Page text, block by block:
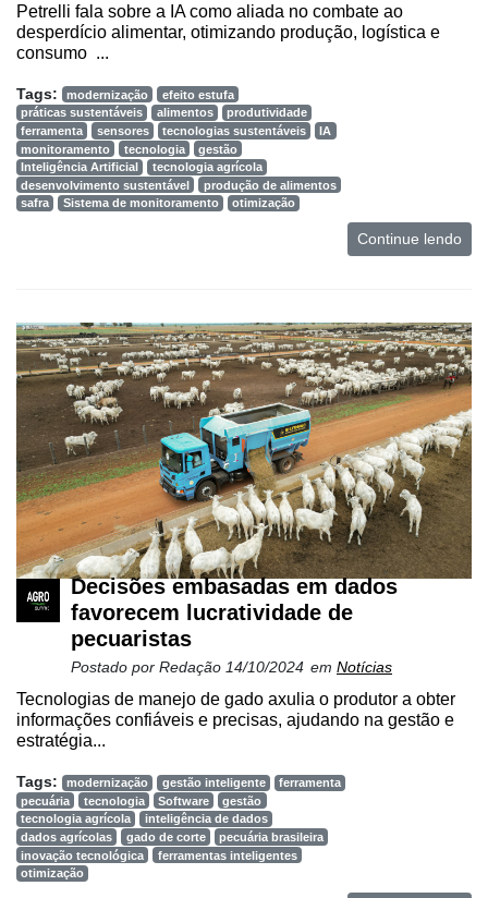
Petrelli fala sobre a IA como aliada no combate ao
desperdício alimentar, otimizando produção, logística e
consumo ...
Tags: modernização
efeito estufa
práticas sustentáveis
alimentos
produtividade
ferramenta
sensores tecnologias sustentáveis
IA
monitoramento
tecnologia
gestão
Inteligência Artificial
tecnologia agrícola
desenvolvimento sustentável
produção de alimentos
safra
Sistema de monitoramento otimização
Continue lendo
Decisões embasadas em dados
favorecem lucratividade de
pecuaristas
Postado por Redação 14/10/2024 em Notícias
Tecnologias de manejo de gado axulia o produtor a obter
informações confiáveis e precisas, ajudando na gestão e
estratégia...
Tags: modernização gestão inteligente
ferramenta
pecuária
tecnologia Software
gestão
tecnologia agrícola
inteligência de dados
dados agrícolas
gado de corte
pecuária brasileira
inovação tecnológica
ferramentas inteligentes
otimização